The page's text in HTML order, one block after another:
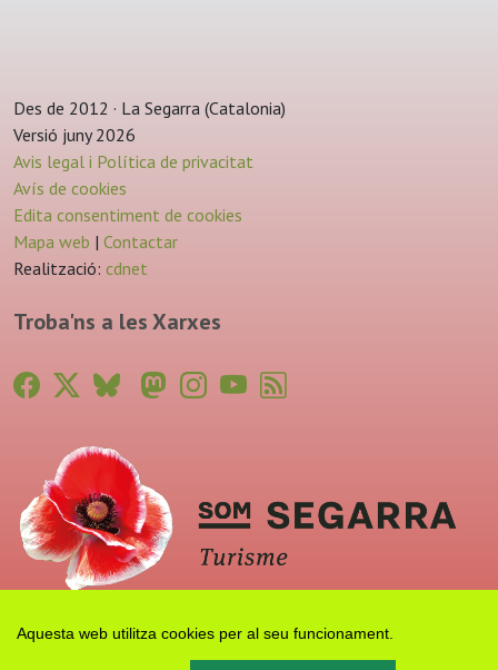
Aquesta web utilitza cookies per al seu funcionament.
Des de 2012 · La Segarra (Catalonia)
Versió juny 2026
Avis legal i Política de privacitat
Avís de cookies
Edita consentiment de cookies
Mapa web | Contactar
Realització: cdnet
Troba'ns a les Xarxes